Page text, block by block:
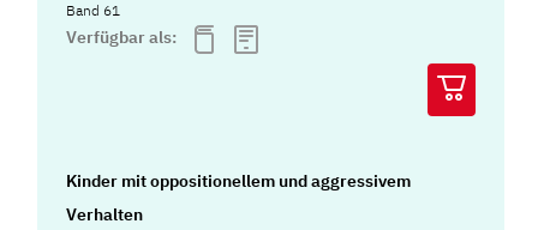
Band 61
Verfügbar als:
Kinder mit oppositionellem und aggressivem
Verhalten